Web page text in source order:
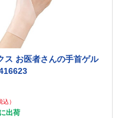
ス お医者さんの手首ゲル
込）
出荷